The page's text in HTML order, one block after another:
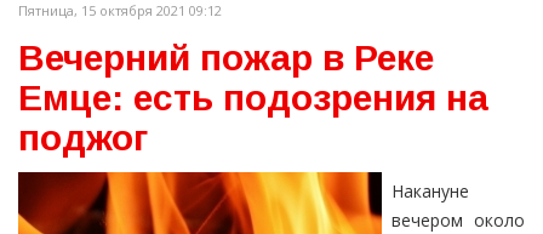
Пятница, 15 октября 2021 09:12
Вечерний пожар в Реке
Емце: есть подозрения на
поджог
Накануне
вечером около